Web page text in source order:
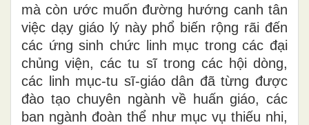
mà còn ước muốn đường hướng canh tân
việc dạy giáo lý này phổ biến rộng rãi đến
các ứng sinh chức linh mục trong các đại
chủng viện, các tu sĩ trong các hội dòng,
các linh mục-tu sĩ-giáo dân đã từng được
đào tạo chuyên ngành về huấn giáo, các
ban ngành đoàn thể như mục vụ thiếu nhi,